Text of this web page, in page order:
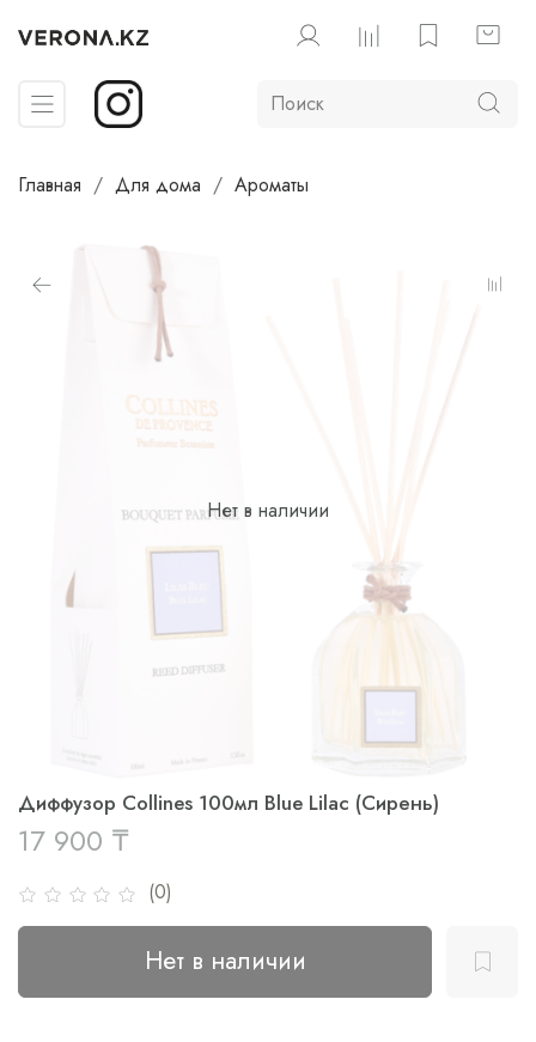
Главная Для дома Ароматы
Нет в наличии
(0)
Диффузор Collines 100мл Blue Lilac (Сирень)
17 900 ₸
Нет в наличии